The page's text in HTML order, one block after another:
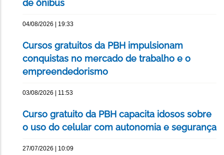
de ônibus
04/08/2026 | 19:33
Cursos gratuitos da PBH impulsionam
conquistas no mercado de trabalho e o
empreendedorismo
03/08/2026 | 11:53
Curso gratuito da PBH capacita idosos sobre
o uso do celular com autonomia e segurança
27/07/2026 | 10:09